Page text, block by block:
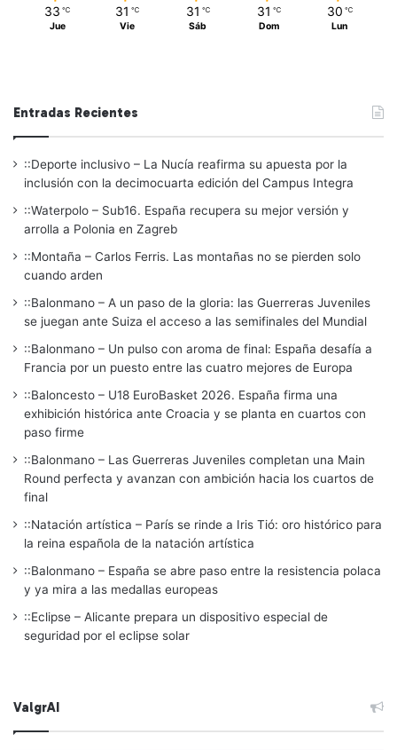
33 ℃
Jue
31 ℃
Vie
31 ℃
Sáb
31 ℃
Dom
30 ℃
Lun
Entradas Recientes
::Deporte inclusivo – La Nucía reafirma su apuesta por la
inclusión con la decimocuarta edición del Campus Integra
::Waterpolo – Sub16. España recupera su mejor versión y
arrolla a Polonia en Zagreb
::Montaña – Carlos Ferris. Las montañas no se pierden solo
cuando arden
::Balonmano – A un paso de la gloria: las Guerreras Juveniles
se juegan ante Suiza el acceso a las semifinales del Mundial
::Balonmano – Un pulso con aroma de final: España desafía a
Francia por un puesto entre las cuatro mejores de Europa
::Baloncesto – U18 EuroBasket 2026. España firma una
exhibición histórica ante Croacia y se planta en cuartos con
paso firme
::Balonmano – Las Guerreras Juveniles completan una Main
Round perfecta y avanzan con ambición hacia los cuartos de
final
::Natación artística – París se rinde a Iris Tió: oro histórico para
la reina española de la natación artística
::Balonmano – España se abre paso entre la resistencia polaca
y ya mira a las medallas europeas
::Eclipse – Alicante prepara un dispositivo especial de
seguridad por el eclipse solar
ValgrAI